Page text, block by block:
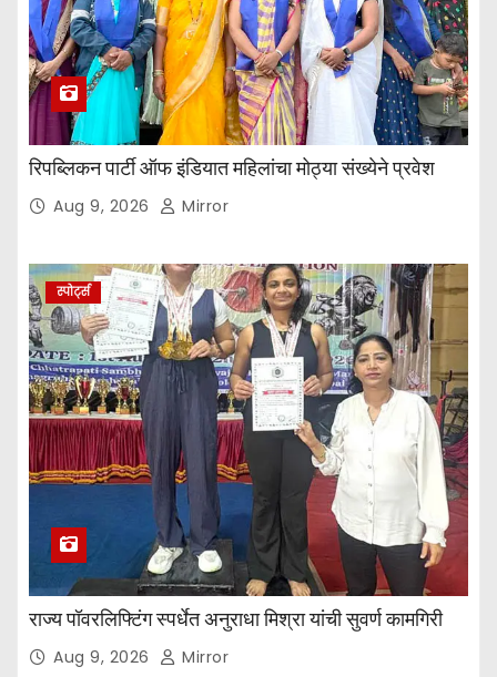
रिपब्लिकन पार्टी ऑफ इंडियात महिलांचा मोठ्या संख्येने प्रवेश
Aug 9, 2026 Mirror
स्पोर्ट्स
राज्य पॉवरलिफ्टिंग स्पर्धेत अनुराधा मिश्रा यांची सुवर्ण कामगिरी
Aug 9, 2026 Mirror